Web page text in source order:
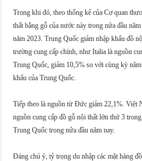
Trong khi đó, theo thống kê của Cơ quan
thất bằng gỗ của nước này trong nửa đầu
năm 2023. Trung Quốc giảm nhập khẩu đồ
trường cung cấp chính, như Italia là nguồn
Trung Quốc, giảm 10,5% so với cùng kỳ
khẩu của Trung Quốc.
Tiếp theo là nguồn từ Đức giảm 22,1%. Việt
nguồn cung cấp đồ gỗ nội thất lớn thứ 3
Trung Quốc trong nửa đầu năm nay.
Đáng chú ý, tỷ trọng du nhập các mặt hàng